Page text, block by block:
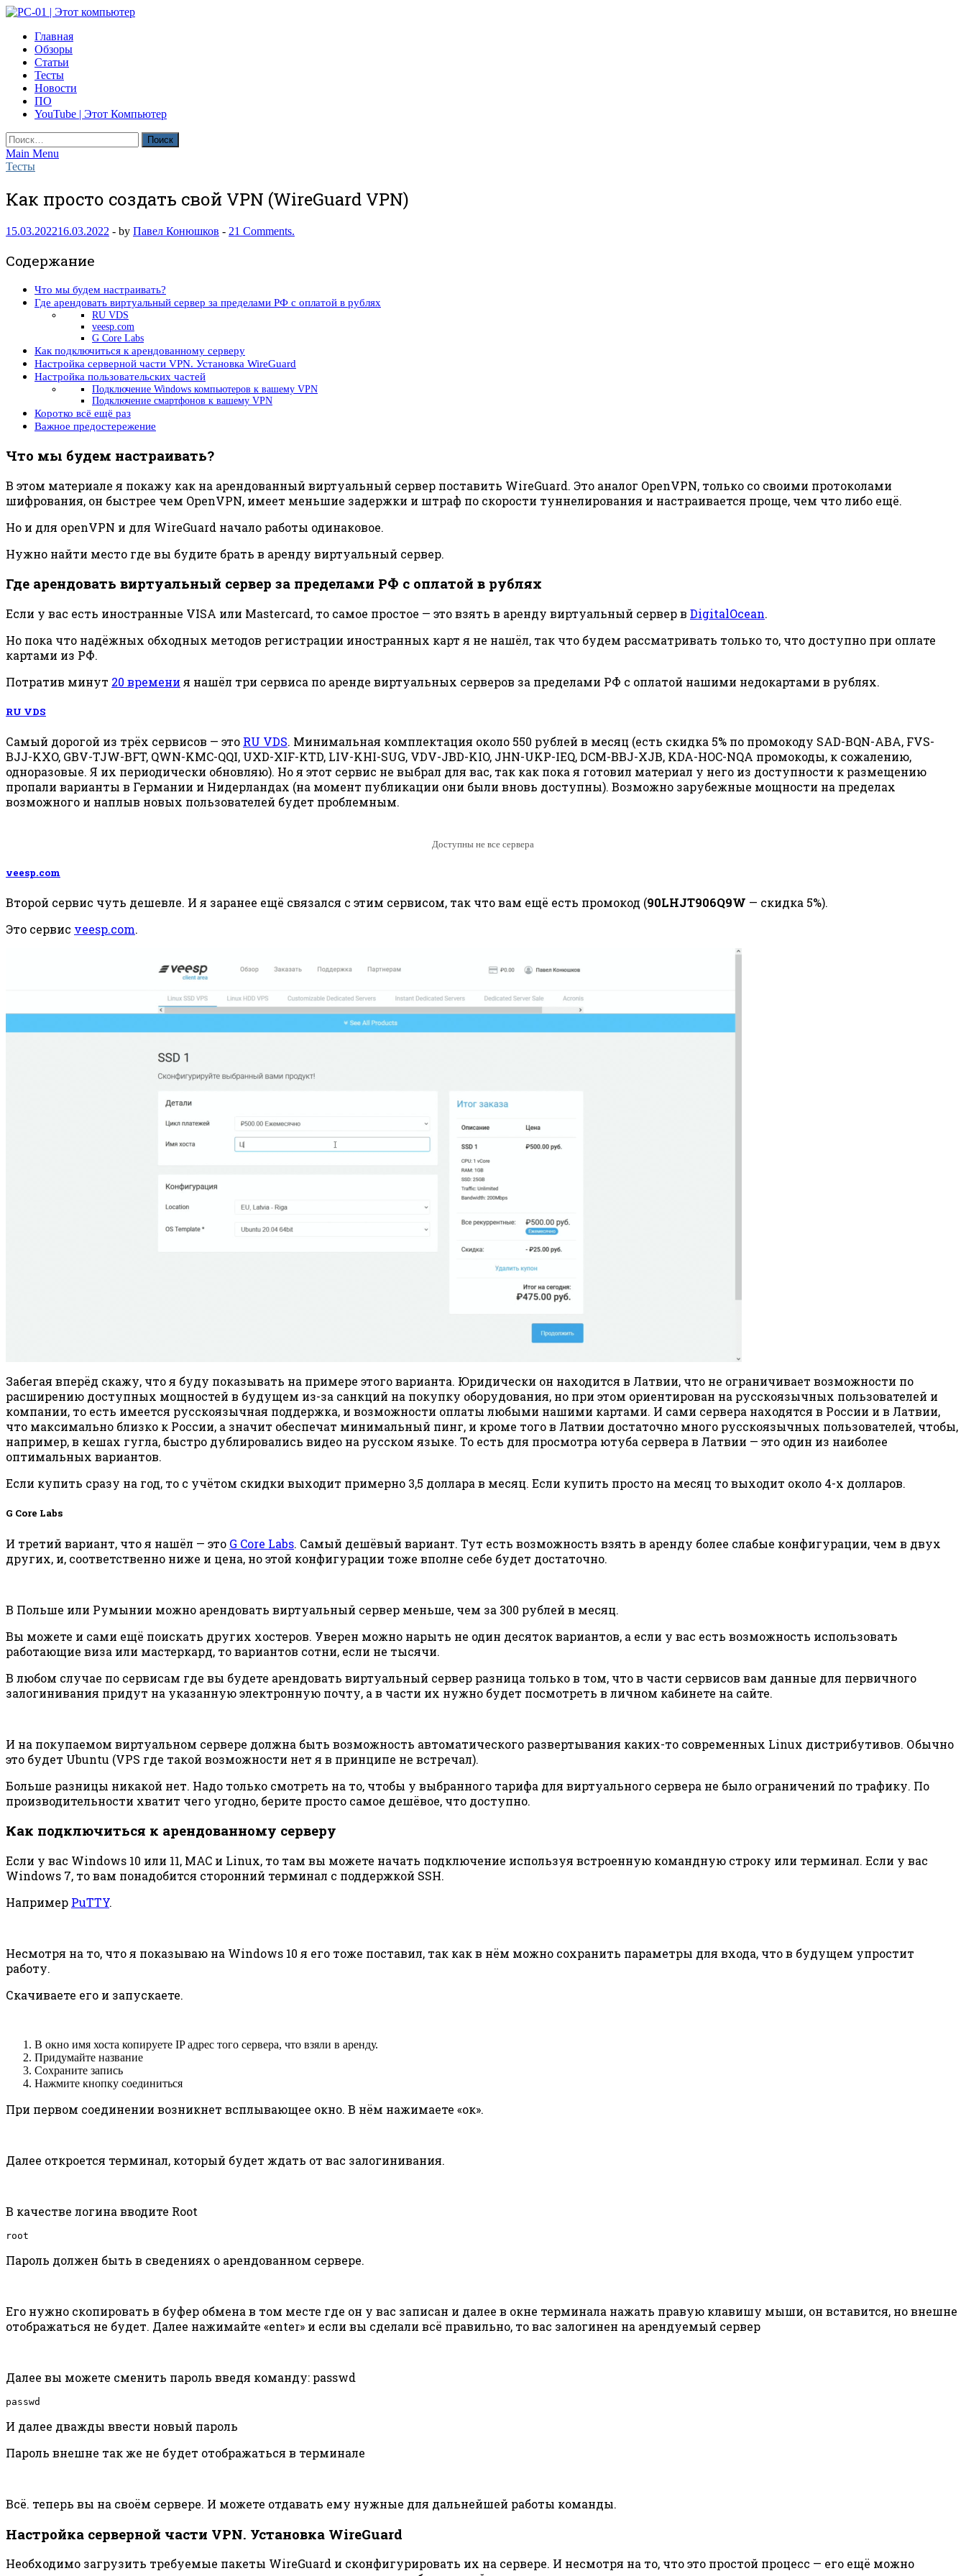
Skip
content
PC-01 | Этот компьютер
Компьютерные новости
Главная
Обзоры
Статьи
Тесты
Новости
ПО
YouTube | Этот Компьютер
Найти:
Main Menu
Тесты
Как просто создать свой VPN (WireGuard VPN)
15.03.202216.03.2022 - by Павел Конюшков - 21 Comments.
Содержание
Что мы будем настраивать?
Где арендовать виртуальный сервер за пределами РФ с оплатой в рублях
RU VDS
veesp.com
G Core Labs
Как подключиться к арендованному серверу
Настройка серверной части VPN. Установка WireGuard
Настройка пользовательских частей
Подключение Windows компьютеров к вашему VPN
Подключение смартфонов к вашему VPN
Коротко всё ещё раз
Важное предостережение
Что мы будем настраивать?
В этом материале я покажу как на арендованный виртуальный сервер поставить WireGuard. Это аналог OpenVPN, только со своими протоколами
шифрования, он быстрее чем OpenVPN, имеет меньшие задержки и штраф по скорости туннелирования и настраивается проще, чем что либо ещё.
Но и для openVPN и для WireGuard начало работы одинаковое.
Нужно найти место где вы будите брать в аренду виртуальный сервер.
Где арендовать виртуальный сервер за пределами РФ с оплатой в рублях
Если у вас есть иностранные VISA или Mastercard, то самое простое — это взять в аренду виртуальный сервер в DigitalOcean.
Но пока что надёжных обходных методов регистрации иностранных карт я не нашёл, так что будем рассматривать только то, что доступно при оплате
картами из РФ.
Потратив минут 20 времени я нашёл три сервиса по аренде виртуальных серверов за пределами РФ с оплатой нашими недокартами в рублях.
RU VDS
Самый дорогой из трёх сервисов — это RU VDS. Минимальная комплектация около 550 рублей в месяц (есть скидка 5% по промокоду SAD-BQN-ABA, FVS-
BJJ-KXO, GBV-TJW-BFT, QWN-KMC-QQI, UXD-XIF-KTD, LIV-KHI-SUG, VDV-JBD-KIO, JHN-UKP-IEQ, DCM-BBJ-XJB, KDA-HOC-NQA промокоды, к сожалению,
одноразовые. Я их периодически обновляю). Но я этот сервис не выбрал для вас, так как пока я готовил материал у него из доступности к размещению
пропали варианты в Германии и Нидерландах (на момент публикации они были вновь доступны). Возможно зарубежные мощности на пределах
возможного и наплыв новых пользователей будет проблемным.
Доступны не все сервера
veesp.com
Второй сервис чуть дешевле. И я заранее ещё связался с этим сервисом, так что вам ещё есть промокод (90LHJT906Q9W — скидка 5%).
Это сервис veesp.com.
Забегая вперёд скажу, что я буду показывать на примере этого варианта. Юридически он находится в Латвии, что не ограничивает возможности по
расширению доступных мощностей в будущем из-за санкций на покупку оборудования, но при этом ориентирован на русскоязычных пользователей и
компании, то есть имеется русскоязычная поддержка, и возможности оплаты любыми нашими картами. И сами сервера находятся в России и в Латвии,
что максимально близко к России, а значит обеспечат минимальный пинг, и кроме того в Латвии достаточно много русскоязычных пользователей, чтобы,
например, в кешах гугла, быстро дублировались видео на русском языке. То есть для просмотра ютуба сервера в Латвии — это один из наиболее
оптимальных вариантов.
Если купить сразу на год, то с учётом скидки выходит примерно 3,5 доллара в месяц. Если купить просто на месяц то выходит около 4-х долларов.
G Core Labs
И третий вариант, что я нашёл — это G Core Labs. Самый дешёвый вариант. Тут есть возможность взять в аренду более слабые конфигурации, чем в двух
других, и, соответственно ниже и цена, но этой конфигурации тоже вполне себе будет достаточно.
В Польше или Румынии можно арендовать виртуальный сервер меньше, чем за 300 рублей в месяц.
Вы можете и сами ещё поискать других хостеров. Уверен можно нарыть не один десяток вариантов, а если у вас есть возможность использовать
работающие виза или мастеркард, то вариантов сотни, если не тысячи.
В любом случае по сервисам где вы будете арендовать виртуальный сервер разница только в том, что в части сервисов вам данные для первичного
залогинивания придут на указанную электронную почту, а в части их нужно будет посмотреть в личном кабинете на сайте.
И на покупаемом виртуальном сервере должна быть возможность автоматического развертывания каких-то современных Linux дистрибутивов. Обычно
это будет Ubuntu (VPS где такой возможности нет я в принципе не встречал).
Больше разницы никакой нет. Надо только смотреть на то, чтобы у выбранного тарифа для виртуального сервера не было ограничений по трафику. По
производительности хватит чего угодно, берите просто самое дешёвое, что доступно.
Как подключиться к арендованному серверу
Если у вас Windows 10 или 11, MAC и Linux, то там вы можете начать подключение используя встроенную командную строку или терминал. Если у вас
Windows 7, то вам понадобится сторонний терминал с поддержкой SSH.
Например PuTTY.
Несмотря на то, что я показываю на Windows 10 я его тоже поставил, так как в нём можно сохранить параметры для входа, что в будущем упростит
работу.
Скачиваете его и запускаете.
В окно имя хоста копируете IP адрес того сервера, что взяли в аренду.
Придумайте название
Сохраните запись
Нажмите кнопку соединиться
При первом соединении возникнет всплывающее окно. В нём нажимаете «ок».
Далее откроется терминал, который будет ждать от вас залогинивания.
В качестве логина вводите Root
root
Пароль должен быть в сведениях о арендованном сервере.
Его нужно скопировать в буфер обмена в том месте где он у вас записан и далее в окне терминала нажать правую клавишу мыши, он вставится, но внешне
отображаться не будет. Далее нажимайте «enter» и если вы сделали всё правильно, то вас залогинен на арендуемый сервер
Далее вы можете сменить пароль введя команду: passwd
passwd
И далее дважды ввести новый пароль
Пароль внешне так же не будет отображаться в терминале
Всё. теперь вы на своём сервере. И можете отдавать ему нужные для дальнейшей работы команды.
Настройка серверной части VPN. Установка WireGuard
Необходимо загрузить требуемые пакеты WireGuard и сконфигурировать их на сервере. И несмотря на то, что это простой процесс — его ещё можно